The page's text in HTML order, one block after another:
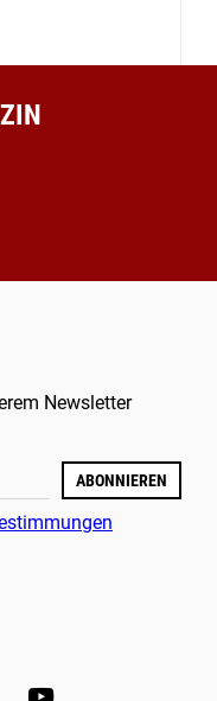
Newsletter
ABONNIEREN